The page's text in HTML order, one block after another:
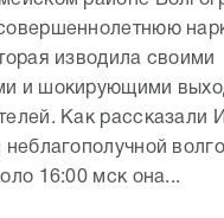
изводила своими
и шокирующими
Как рассказали
неблагополучной
16:00 мск она...